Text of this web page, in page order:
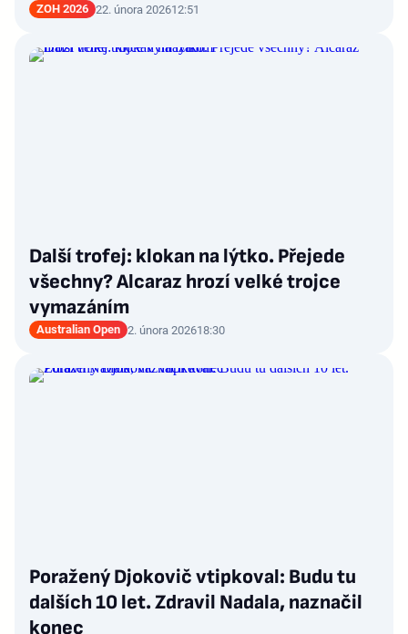
ZOH 2026 22. února 202612:51
Další trofej: klokan na lýtko. Přejede
všechny? Alcaraz hrozí velké trojce
vymazáním
Australian Open 2. února 202618:30
Poražený Djokovič vtipkoval: Budu tu
dalších 10 let. Zdravil Nadala, naznačil
konec